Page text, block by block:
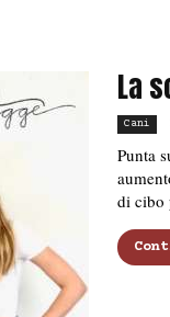
La
Cani
Punta
di cibo